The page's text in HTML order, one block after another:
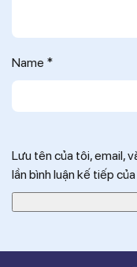
Name *
Lưu tên của tôi, email,
lần bình luận kế tiếp của